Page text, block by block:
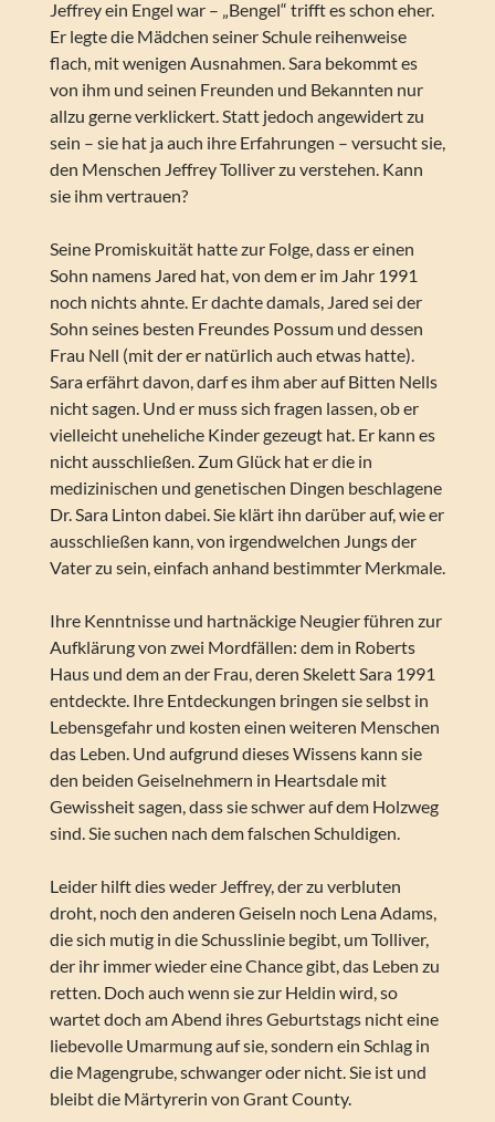
Jeffrey ein Engel war – „Bengel“ trifft es schon eher.
Er legte die Mädchen seiner Schule reihenweise
flach, mit wenigen Ausnahmen. Sara bekommt es
von ihm und seinen Freunden und Bekannten nur
allzu gerne verklickert. Statt jedoch angewidert zu
sein – sie hat ja auch ihre Erfahrungen – versucht sie,
den Menschen Jeffrey Tolliver zu verstehen. Kann
sie ihm vertrauen?
Seine Promiskuität hatte zur Folge, dass er einen
Sohn namens Jared hat, von dem er im Jahr 1991
noch nichts ahnte. Er dachte damals, Jared sei der
Sohn seines besten Freundes Possum und dessen
Frau Nell (mit der er natürlich auch etwas hatte).
Sara erfährt davon, darf es ihm aber auf Bitten Nells
nicht sagen. Und er muss sich fragen lassen, ob er
vielleicht uneheliche Kinder gezeugt hat. Er kann es
nicht ausschließen. Zum Glück hat er die in
medizinischen und genetischen Dingen beschlagene
Dr. Sara Linton dabei. Sie klärt ihn darüber auf, wie er
ausschließen kann, von irgendwelchen Jungs der
Vater zu sein, einfach anhand bestimmter Merkmale.
Ihre Kenntnisse und hartnäckige Neugier führen zur
Aufklärung von zwei Mordfällen: dem in Roberts
Haus und dem an der Frau, deren Skelett Sara 1991
entdeckte. Ihre Entdeckungen bringen sie selbst in
Lebensgefahr und kosten einen weiteren Menschen
das Leben. Und aufgrund dieses Wissens kann sie
den beiden Geiselnehmern in Heartsdale mit
Gewissheit sagen, dass sie schwer auf dem Holzweg
sind. Sie suchen nach dem falschen Schuldigen.
Leider hilft dies weder Jeffrey, der zu verbluten
droht, noch den anderen Geiseln noch Lena Adams,
die sich mutig in die Schusslinie begibt, um Tolliver,
der ihr immer wieder eine Chance gibt, das Leben zu
retten. Doch auch wenn sie zur Heldin wird, so
wartet doch am Abend ihres Geburtstags nicht eine
liebevolle Umarmung auf sie, sondern ein Schlag in
die Magengrube, schwanger oder nicht. Sie ist und
bleibt die Märtyrerin von Grant County.